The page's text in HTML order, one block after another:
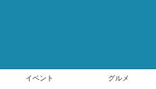
イベント グルメ